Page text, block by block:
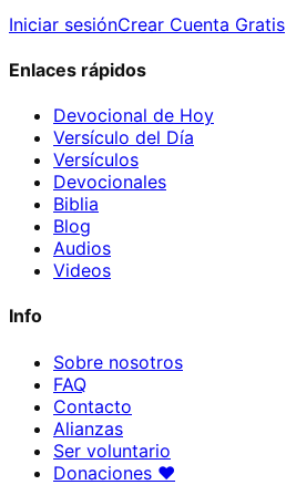
Iniciar sesiónCrear Cuenta Gratis
Enlaces rápidos
Devocional de Hoy
Versículo del Día
Versículos
Devocionales
Biblia
Blog
Audios
Videos
Info
Sobre nosotros
FAQ
Contacto
Alianzas
Ser voluntario
Donaciones ♥